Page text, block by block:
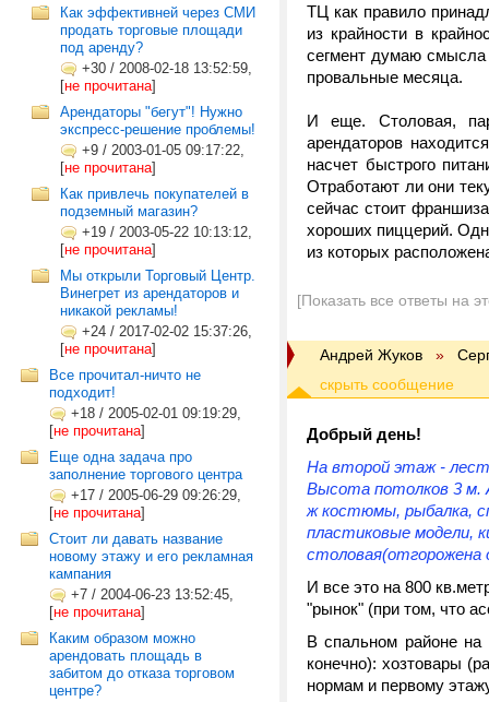
Как эффективней через СМИ
продать торговые площади
под аренду?
+30 / 2008-02-18 13:52:59,
[не прочитана]
Арендаторы "бегут"! Нужно
экспресс-решение проблемы!
+9 / 2003-01-05 09:17:22,
[не прочитана]
Как привлечь покупателей в
подземный магазин?
+19 / 2003-05-22 10:13:12,
[не прочитана]
Мы открыли Торговый Центр.
Винегрет из арендаторов и
никакой рекламы!
+24 / 2017-02-02 15:37:26,
[не прочитана]
Все прочитал-ничто не
подходит!
+18 / 2005-02-01 09:19:29,
[не прочитана]
Еще одна задача про
заполнение торгового центра
+17 / 2005-06-29 09:26:29,
[не прочитана]
Стоит ли давать название
новому этажу и его рекламная
кампания
+7 / 2004-06-23 13:52:45,
[не прочитана]
Каким образом можно
арендовать площадь в
забитом до отказа торговом
центре?
ТЦ как правило
из крайности в
сегмент думаю смысла
провальные месяца.
И еще. Столовая,
арендаторов
насчет быстрого
Отработают ли они
сейчас стоит
хороших пиццерий.
из которых
[Показать все ответы на
Андрей Жуков »
Добрый день!
На второй этаж -
Высота потолков 3 м.
ж костюмы, рыбалка,
пластиковые модели,
столовая(отгорожена
И все это на 800
"рынок" (при том, что
В спальном районе на
конечно): хозтовары
нормам и первому